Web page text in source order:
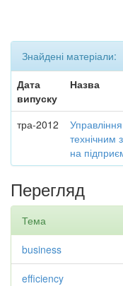
Знайдені матеріали:
Дата
випуску
Назва
тра-2012
технічним
на
Перегляд
Тема
business
efficiency